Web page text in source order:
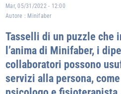
Mar, 05/31/2022 - 12:00
Autore : Minifaber
Tasselli di un puzzle che
l’anima di Minifaber, i
collaboratori possono
servizi alla persona,